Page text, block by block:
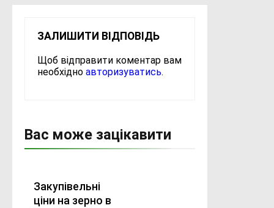
ЗАЛИШИТИ ВІДПОВІДЬ
Щоб відправити коментар вам
необхідно авторизуватись.
Вас може зацікавити
Закупівельні
ціни на зерно в